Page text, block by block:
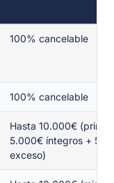
100% cancelable
100% cancelable
Hasta 10.000€
5.000€ íntegros +
exceso)